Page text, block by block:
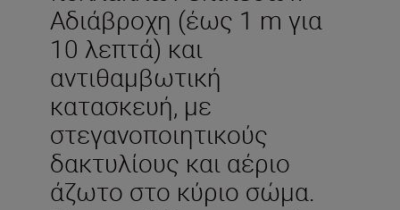
Αδιάβροχη (έως 1 m για
10 λεπτά) και
αντιθαμβωτική
κατασκευή, με
στεγανοποιητικούς
δακτυλίους και αέριο
άζωτο στο κύριο σώμα.